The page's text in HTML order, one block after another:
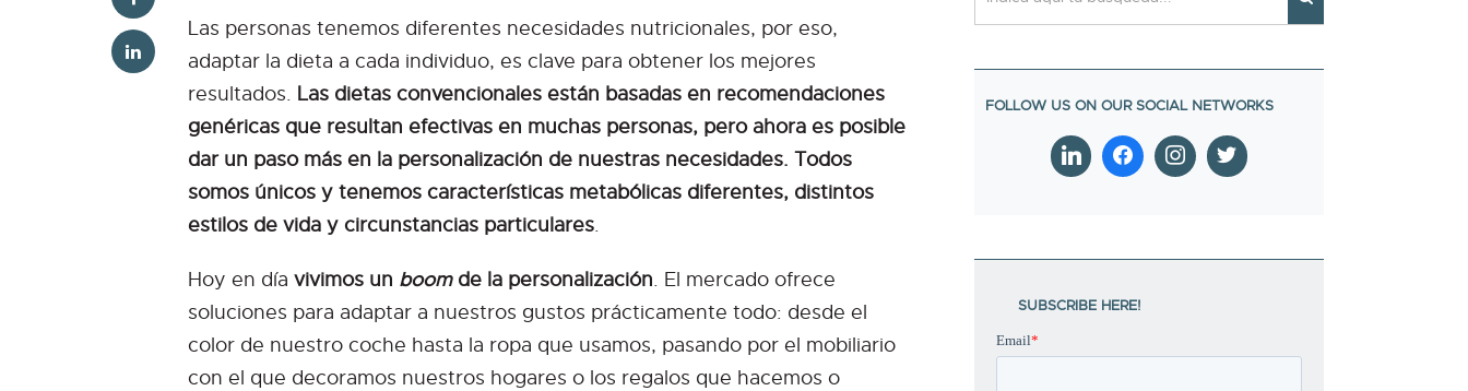
Las personas tenemos diferentes necesidades nutricionales, por eso,
adaptar la dieta a cada individuo, es clave para obtener los mejores
resultados. Las dietas convencionales están basadas en recomendaciones
genéricas que resultan efectivas en muchas personas, pero ahora es posible
dar un paso más en la personalización de nuestras necesidades. Todos
somos únicos y tenemos características metabólicas diferentes, distintos
estilos de vida y circunstancias particulares.
Hoy en día vivimos un boomde la personalización. El mercado ofrece
soluciones para adaptar a nuestros gustos prácticamente todo: desde el
color de nuestro coche hasta la ropa que usamos, pasando por el mobiliario
con el que decoramos nuestros hogares o los regalos que hacemos o
SUBSCRIBE HERE!